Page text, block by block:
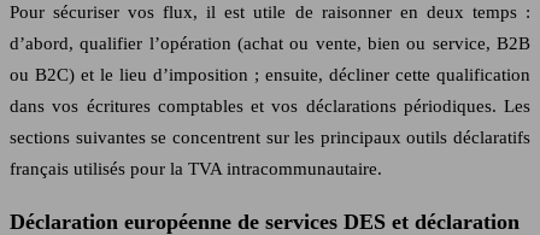
Pour sécuriser vos flux, il est utile de raisonner en deux temps :
d’abord, qualifier l’opération (achat ou vente, bien ou service, B2B
ou B2C) et le lieu d’imposition ; ensuite, décliner cette qualification
dans vos écritures comptables et vos déclarations périodiques. Les
sections suivantes se concentrent sur les principaux outils déclaratifs
français utilisés pour la TVA intracommunautaire.
Déclaration européenne de services DES et déclaration